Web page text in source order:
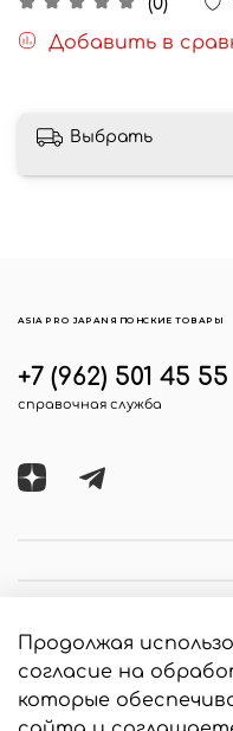
Добавить в
Выбрать
+7 (962) 501 45 55
справочная служба
ASIA PRO JAPAN ЯПОНСКИЕ ТОВАРЫ
Продолжая
согласие на
которые